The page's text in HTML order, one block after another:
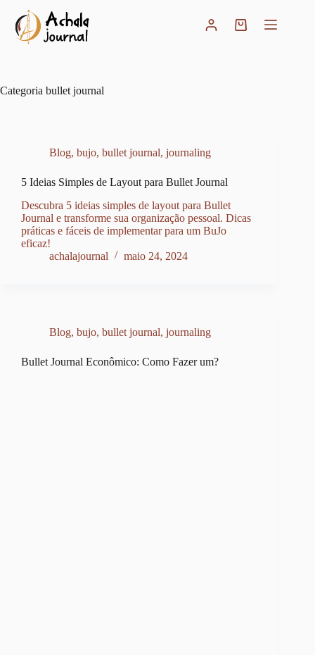
para
conteúdo
Carrinho
Categoria bullet journal
Blog, bujo, bullet journal, journaling
5 Ideias Simples de Layout para Bullet Journal
Descubra 5 ideias simples de layout para Bullet
Journal e transforme sua organização pessoal. Dicas
práticas e fáceis de implementar para um BuJo
eficaz!
achalajournal
maio 24, 2024
Blog, bujo, bullet journal, journaling
Bullet Journal Econômico: Como Fazer um?